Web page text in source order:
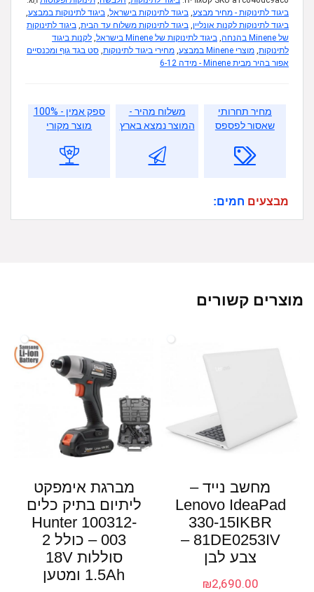
ביגוד לתינוקות - מחיר מבצע, ביגוד לתינוקות בישראל, ביגוד לתינוקות במבצע,
ביגוד לתינוקות לקנות אונליין, ביגוד לתינוקות משלוח עד הבית, ביגוד לתינוקות
של Minene בהנחה
, ביגוד לתינוקות של Minene בישראל , לקנות ביגוד
לתינוקות, מוצרי Minene במבצע , מחירי ביגוד לתינוקות, סט בגד גוף ומכנסיים
אפור בהיר מבית Minene - מידה 6-12
מחיר תחרותי
שאסור לפספס
משלוח מהיר -
המוצר נמצא בארץ
ספק אמין - 100%
מוצר מקורי
מבצעים חמים:
מוצרים קשורים
מחשב נייד –
Lenovo IdeaPad
330-15IKBR
81DE0253IV –
צבע לבן
₪2,690.00
מברגת אימפקט
ליתיום בתיק כלים
Hunter 100312-
003 – כולל 2
סוללות 18V
1.5Ah ומטען